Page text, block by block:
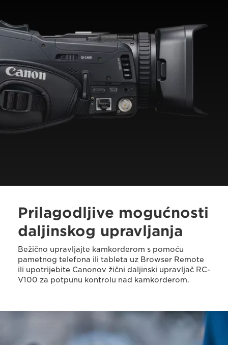
Prilagodljive mogućnosti
daljinskog upravljanja
Bežično upravljajte kamkorderom s pomoću
pametnog telefona ili tableta uz Browser Remote
ili upotrijebite Canonov žični daljinski upravljač RC-
V100 za potpunu kontrolu nad kamkorderom.